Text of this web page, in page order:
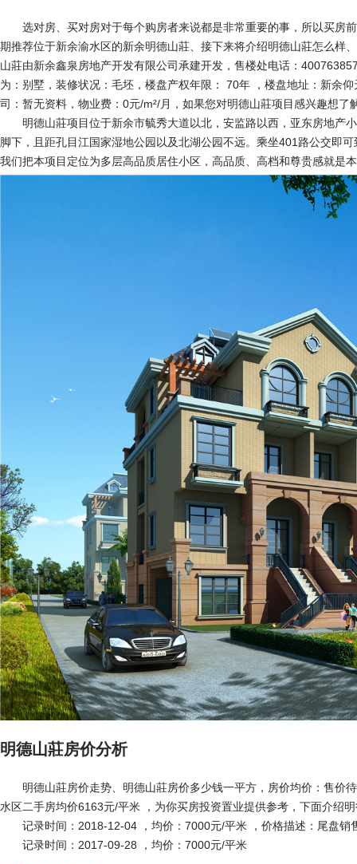
选对房、买对房对于每个购房者来说都是非常重要的事，所以买房
期推荐位于新余渝水区的新余明德山莊、接下来将介绍明德山莊怎么样
山莊由新余鑫泉房地产开发有限公司承建开发，售楼处电话：
为：别墅，装修状况：毛坯，楼盘产权年限： 70年 ，楼盘地址：新余
司：暂无资料，物业费：0元/m²/月，如果您对明德山莊项目感兴趣想了
明德山莊项目位于新余市毓秀大道以北，安监路以西，亚东房地产
脚下，且距孔目江国家湿地公园以及北湖公园不远。乘坐401路公交即
我们把本项目定位为多层高品质居住小区，高品质、高档和尊贵感就是
明德山莊房价分析
明德山莊房价走势、明德山莊房价多少钱一平方，房价均价：售价
水区二手房均价6163元/平米 ，为你买房投资置业提供参考，下面介绍
记录时间：2018-12-04 ，均价：7000元/平米 ，价格描述：尾盘销
记录时间：2017-09-28 ，均价：7000元/平米